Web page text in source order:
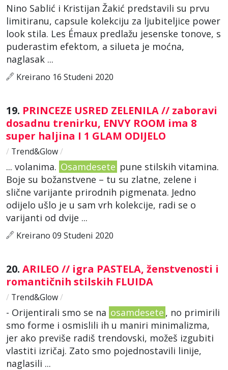
Nino Sablić i Kristijan Žakić predstavili su prvu
limitiranu, capsule kolekciju za ljubiteljice power
look stila. Les Émaux predlažu jesenske tonove, s
puderastim efektom, a silueta je moćna,
naglasak ...
Kreirano 16 Studeni 2020
19. PRINCEZE USRED ZELENILA // zaboravi
dosadnu trenirku, ENVY ROOM ima 8
super haljina I 1 GLAM ODIJELO
/ Trend&Glow/
... volanima. Osamdesete pune stilskih vitamina.
Boje su božanstvene – tu su zlatne, zelene i
slične varijante prirodnih pigmenata. Jedno
odijelo ušlo je u sam vrh kolekcije, radi se o
varijanti od dvije ...
Kreirano 09 Studeni 2020
20. ARILEO // igra PASTELA, ženstvenosti i
romantičnih stilskih FLUIDA
/ Trend&Glow/
- Orijentirali smo se na osamdesete , no primirili
smo forme i osmislili ih u maniri minimalizma,
jer ako previše radiš trendovski, možeš izgubiti
vlastiti izričaj. Zato smo pojednostavili linije,
naglasili ...